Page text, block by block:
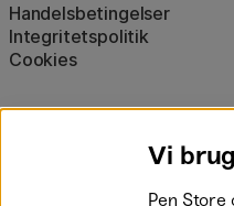
Handelsbetingelser
Integritetspolitik
Cookies
Vi
Pen Store